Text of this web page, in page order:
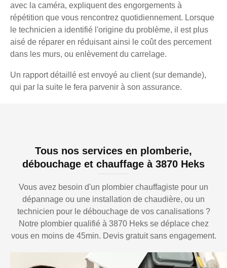
avec la caméra, expliquent des engorgements à
répétition que vous rencontrez quotidiennement. Lorsque
le technicien a identifié l'origine du problème, il est plus
aisé de réparer en réduisant ainsi le coût des percement
dans les murs, ou enlèvement du carrelage.
Un rapport détaillé est envoyé au client (sur demande),
qui par la suite le fera parvenir à son assurance.
Tous nos services en plomberie,
débouchage et chauffage à 3870 Heks
Vous avez besoin d'un plombier chauffagiste pour un
dépannage ou une installation de chaudière, ou un
technicien pour le débouchage de vos canalisations ?
Notre plombier qualifié à 3870 Heks se déplace chez
vous en moins de 45min. Devis gratuit sans engagement.